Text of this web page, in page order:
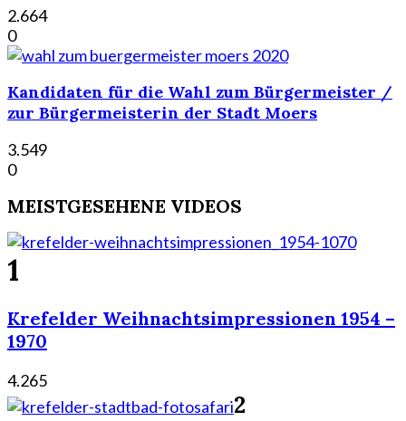
2.664
0
Kandidaten für die Wahl zum Bürgermeister /
zur Bürgermeisterin der Stadt Moers
3.549
0
MEISTGESEHENE VIDEOS
1
Krefelder Weihnachtsimpressionen 1954 –
1970
4.265
2